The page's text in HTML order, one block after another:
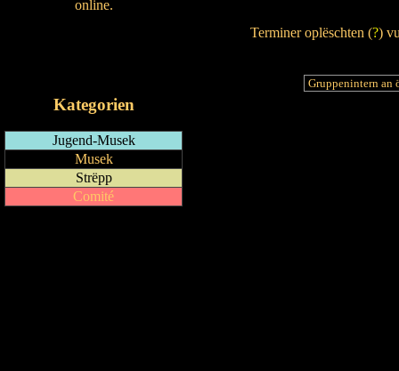
online.
Kategorien
Jugend-Musek
Musek
Strëpp
Comité
Terminer oplëschten (?)